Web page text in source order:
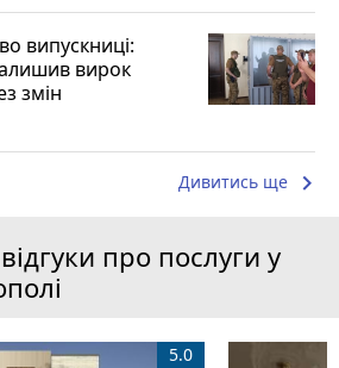
випускниці:
вирок
змін
Дивитись ще keyboard_arrow_right
про послуги у
5.0